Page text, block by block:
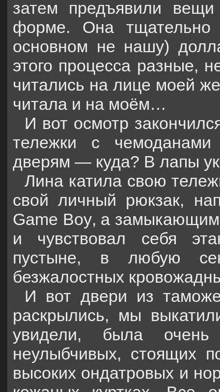
затем предъявили
форме. Она тщательно
основном не нашу)
этого процесса разные,
читались на лице моей
читала и на моём…
И вот осмотр
тележки с
дверям — куда? В лапы
Лина катила свою
свой личный рюкзак,
Game Boy, а замыкающим
и чувствовал себя
пустыне, в любую
безжалостных
И вот двери из
раскрылись, мы
увидели, была очень
неулыбчивых, стоящих
высоких ондатровых и